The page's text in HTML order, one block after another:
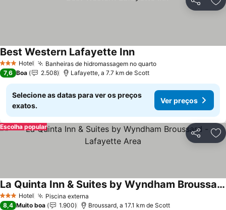
Partilhar
3 EstrelasHotel Banheiras de hidromassagem no quartoVer preços
Best Western Lafayette InnVer preços
7,6 Boa 2.508 Lafayette, a 7.7 km de Scott
Selecione as datas para ver os preços
exatos.
Ver preços
Partilhar
Escolha popular
3 EstrelasHotel Piscina externa
La Quinta Inn & Suites by Wyndham Broussard - Lafayette Area
Ver preços
8,4 Muito boa 1.900 Broussard, a 17.1 km de Scott